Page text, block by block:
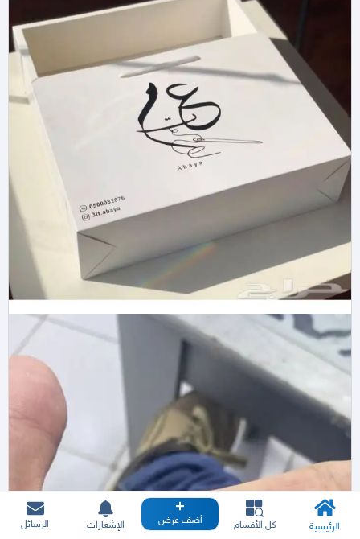
الرئيسية كل الأقسام أضف عرض الإشعارات الرسائل